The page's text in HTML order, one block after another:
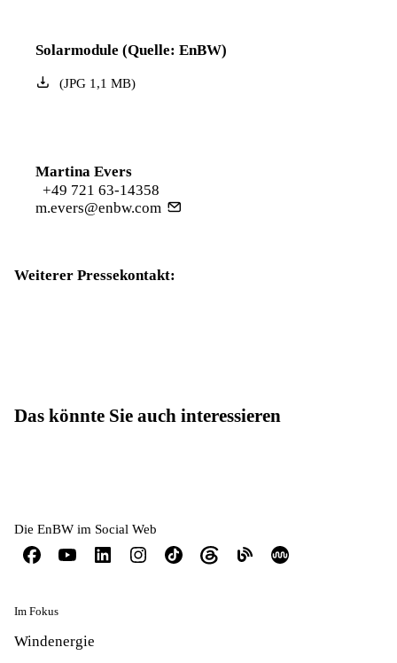
Solarmodule (Quelle: EnBW)
(JPG1,1 MB)
Martina Evers
+49 721 63-14358
m.evers@enbw.com
Weiterer Pressekontakt:
Das könnte Sie auch interessieren
Die EnBW im Social Web
Im Fokus
Windenergie